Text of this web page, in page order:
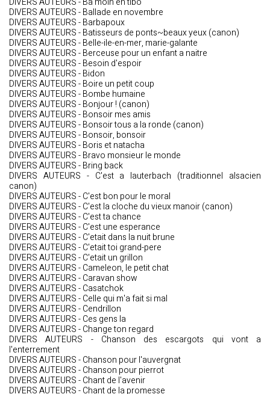
DIVERS AUTEURS - Ballade en novembre
DIVERS AUTEURS - Barbapoux
DIVERS AUTEURS - Batisseurs de ponts~beaux yeux (canon)
DIVERS AUTEURS - Belle-ile-en-mer, marie-galante
DIVERS AUTEURS - Berceuse pour un enfant a naitre
DIVERS AUTEURS - Besoin d'espoir
DIVERS AUTEURS - Bidon
DIVERS AUTEURS - Boire un petit coup
DIVERS AUTEURS - Bombe humaine
DIVERS AUTEURS - Bonjour ! (canon)
DIVERS AUTEURS - Bonsoir mes amis
DIVERS AUTEURS - Bonsoir tous a la ronde (canon)
DIVERS AUTEURS - Bonsoir, bonsoir
DIVERS AUTEURS - Boris et natacha
DIVERS AUTEURS - Bravo monsieur le monde
DIVERS AUTEURS - Bring back
DIVERS AUTEURS - C'est a lauterbach (traditionnel alsacien
canon)
DIVERS AUTEURS - C'est bon pour le moral
DIVERS AUTEURS - C'est la cloche du vieux manoir (canon)
DIVERS AUTEURS - C'est ta chance
DIVERS AUTEURS - C'est une esperance
DIVERS AUTEURS - C'etait dans la nuit brune
DIVERS AUTEURS - C'etait toi grand-pere
DIVERS AUTEURS - C'etait un grillon
DIVERS AUTEURS - Cameleon, le petit chat
DIVERS AUTEURS - Caravan show
DIVERS AUTEURS - Casatchok
DIVERS AUTEURS - Celle qui m'a fait si mal
DIVERS AUTEURS - Cendrillon
DIVERS AUTEURS - Ces gens la
DIVERS AUTEURS - Change ton regard
DIVERS AUTEURS - Chanson des escargots qui vont a
l'enterrement
DIVERS AUTEURS - Chanson pour l'auvergnat
DIVERS AUTEURS - Chanson pour pierrot
DIVERS AUTEURS - Chant de l'avenir
DIVERS AUTEURS - Chant de la promesse